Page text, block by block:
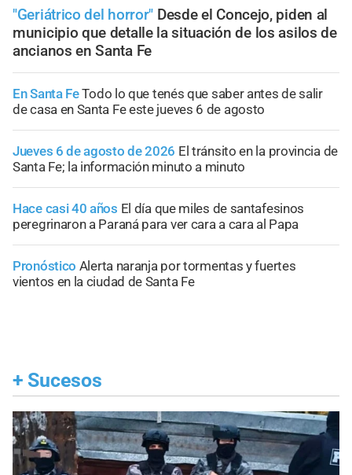
"Geriátrico del horror" Desde el Concejo, piden al
municipio que detalle la situación de los asilos de
ancianos en Santa Fe
En Santa FeTodo lo que tenés que saber antes de salir
de casa en Santa Fe este jueves 6 de agosto
Jueves 6 de agosto de 2026 El tránsito en la provincia de
Santa Fe; la información minuto a minuto
Hace casi 40 años El día que miles de santafesinos
peregrinaron a Paraná para ver cara a cara al Papa
Pronóstico Alerta naranja por tormentas y fuertes
vientos en la ciudad de Santa Fe
+ Sucesos